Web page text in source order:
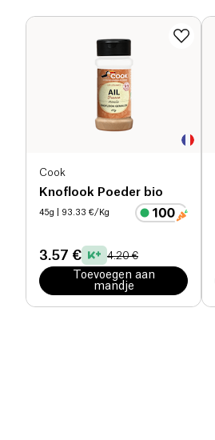
Cook
Knoflook Poeder bio
45g | 93.33 €/Kg
3.57 € 4.20 €
Toevoegen aan
mandje